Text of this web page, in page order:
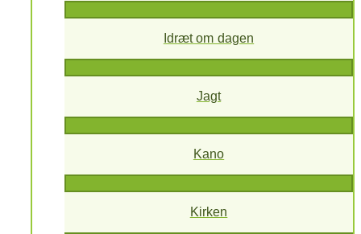
Idræt om dagen
Jagt
Kano
Kirken